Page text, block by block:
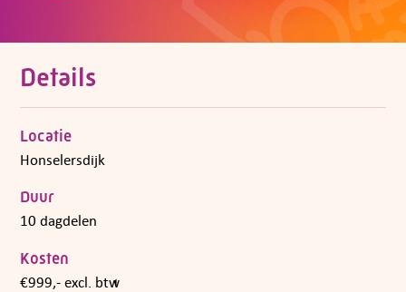
Details
Locatie
Honselersdijk
Duur
10 dagdelen
Kosten
€999,- excl. btw